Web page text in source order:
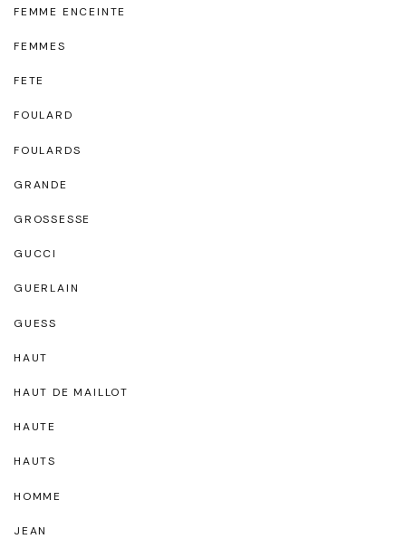
FEMME ENCEINTE
FEMMES
FETE
FOULARD
FOULARDS
GRANDE
GROSSESSE
GUCCI
GUERLAIN
GUESS
HAUT
HAUT DE MAILLOT
HAUTE
HAUTS
HOMME
JEAN